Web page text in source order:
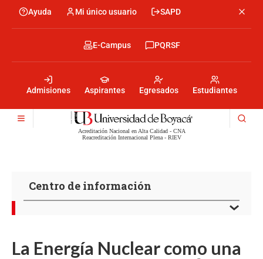
contenido
Menu
encabezado
Ayuda Mi único usuario SAPD
encabezado
Admisiones Aspirantes Egresados Estudiantes
Menu
encabezado
-
Derecha
E-Campus PQRSF
Menú
Acreditación Nacional en Alta Calidad - CNA
Reacreditación Internacional Plena - RIEV
Centro de información
La Energía Nuclear como una